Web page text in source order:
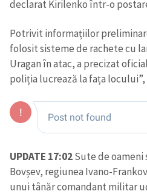
declarat Kirilenko într-o
Potrivit informațiilor
folosit sisteme de rachete cu
Uragan în atac, a precizat
poliția lucrează la fața
UPDATE 17:02Sute de
Bovșev, regiunea Ivano-
unui tânăr comandant militar